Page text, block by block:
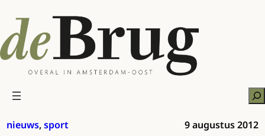
naar
de
inhoud
nieuws, sport 9 augustus 2012